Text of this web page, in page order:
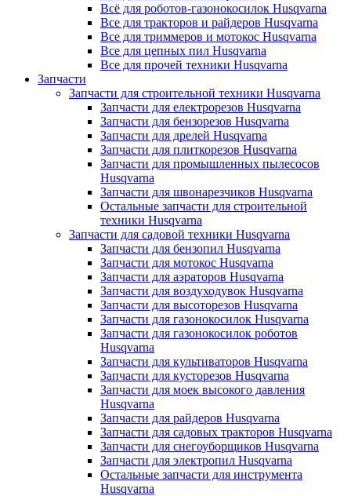
Всё для роботов-газонокосилок Husqvarna
Все для тракторов и райдеров Husqvarna
Все для триммеров и мотокос Husqvarna
Все для цепных пил Husqvarna
Все для прочей техники Husqvarna
Запчасти
Запчасти для строительной техники Husqvarna
Запчасти для електрорезов Husqvarna
Запчасти для бензорезов Husqvarna
Запчасти для дрелей Husqvarna
Запчасти для плиткорезов Husqvarna
Запчасти для промышленных пылесосов
Husqvarna
Запчасти для швонарезчиков Husqvarna
Остальные запчасти для строительной
техники Husqvarna
Запчасти для садовой техники Husqvarna
Запчасти для бензопил Husqvarna
Запчасти для мотокос Husqvarna
Запчасти для аэраторов Husqvarna
Запчасти для воздуходувок Husqvarna
Запчасти для высоторезов Husqvarna
Запчасти для газонокосилок Husqvarna
Запчасти для газонокосилок роботов
Husqvarna
Запчасти для культиваторов Husqvarna
Запчасти для кусторезов Husqvarna
Запчасти для моек высокого давления
Husqvarna
Запчасти для райдеров Husqvarna
Запчасти для садовых тракторов Husqvarna
Запчасти для снегоуборщиков Husqvarna
Запчасти для электропил Husqvarna
Остальные запчасти для инструмента
Husqvarna